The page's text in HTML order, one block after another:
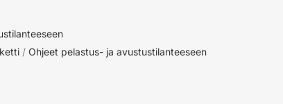
/ Ohjeet pelastus- ja avustustilanteeseen